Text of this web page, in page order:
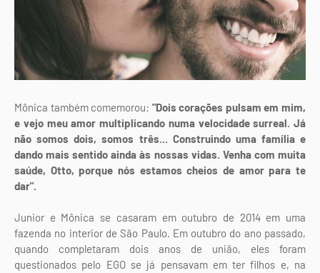
Mônica também comemorou: "Dois corações pulsam em mim,
e vejo meu amor multiplicando numa velocidade surreal. Já
não somos dois, somos três... Construindo uma família e
dando mais sentido ainda às nossas vidas. Venha com muita
saúde, Otto, porque nós estamos cheios de amor para te
dar".
Junior e Mônica se casaram em outubro de 2014 em uma
fazenda no interior de São Paulo. Em outubro do ano passado,
quando completaram dois anos de união, eles foram
questionados pelo EGO se já pensavam em ter filhos e, na